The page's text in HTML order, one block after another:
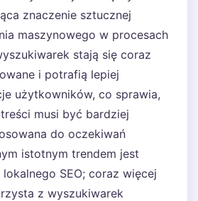
znaczenie sztucznej
maszynowego w procesach
stają się coraz
i potrafią lepiej
użytkowników, co sprawia,
musi być bardziej
do oczekiwań
istotnym trendem jest
SEO; coraz więcej
z wyszukiwarek